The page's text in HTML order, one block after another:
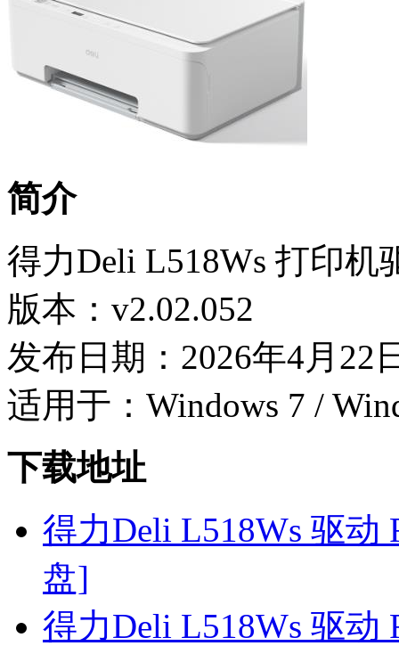
简介
得力Deli L518Ws 打印机
版本：v2.02.052
发布日期：2026年4月22
适用于：Windows 7 /
下载地址
得力Deli L518Ws 驱动
盘]
得力Deli L518Ws 驱动